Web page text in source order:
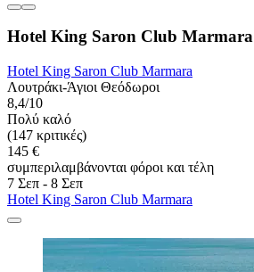
Hotel King Saron Club Marmara
Hotel King Saron Club Marmara
Λουτράκι-Άγιοι Θεόδωροι
8,4/10
Πολύ καλό
(147 κριτικές)
145 €
συμπεριλαμβάνονται φόροι και τέλη
7 Σεπ - 8 Σεπ
Hotel King Saron Club Marmara